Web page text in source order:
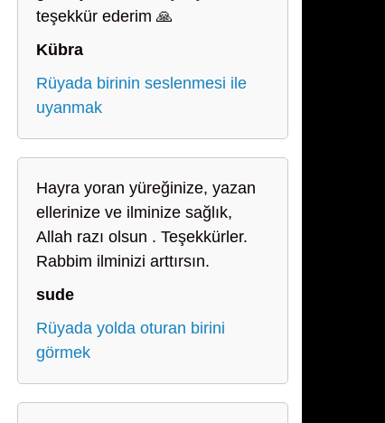
teşekkür ederim 🙏
Kübra
Rüyada birinin seslenmesi ile
uyanmak
Hayra yoran yüreğinize, yazan
ellerinize ve ilminize sağlık,
Allah razı olsun . Teşekkürler.
Rabbim ilminizi arttırsın.
sude
Rüyada yolda oturan birini
görmek